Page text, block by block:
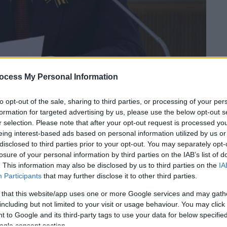
My Personal Information
opt-out of the sale, sharing to third parties, or processing of your
for targeted advertising by us, please use the below opt-out
selection. Please note that after your opt-out request is processed
interest-based ads based on personal information utilized by us
to third parties prior to your opt-out. You may separately
of your personal information by third parties on the IAB’s list of
This information may also be disclosed by us to third parties on the
Participants that may further disclose it to other third parties.
that this website/app uses one or more Google services and may
but not limited to your visit or usage behaviour. You may
to Google and its third-party tags to use your data for below
consent section.
το ΕΘΝΟΣ στη Google
φτάνει στο τέλος του εξέφρασε ο
του», δήλωσε χαρακτηριστικά ο
στον πόλεμο στην Ουκρανία.